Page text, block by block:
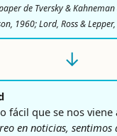
de Tversky &
1960; Lord, Ross &
↓
fácil que se nos viene
en noticias, sentimos